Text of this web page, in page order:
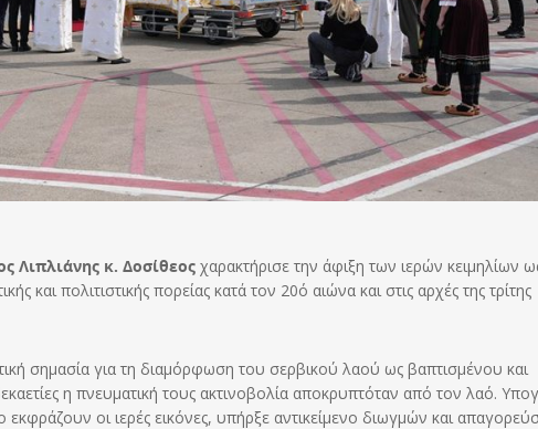
Λιπλιάνης κ. Δοσίθεος χαρακτήρισε την άφιξη των ιερών κειμηλίων
και πολιτιστικής πορείας κατά τον 20ό αιώνα και στις αρχές της τρίτης
σημασία για τη διαμόρφωση του σερβικού λαού ως βαπτισμένου και
η πνευματική τους ακτινοβολία αποκρυπτόταν από τον λαό.
οι ιερές εικόνες, υπήρξε αντικείμενο διωγμών και